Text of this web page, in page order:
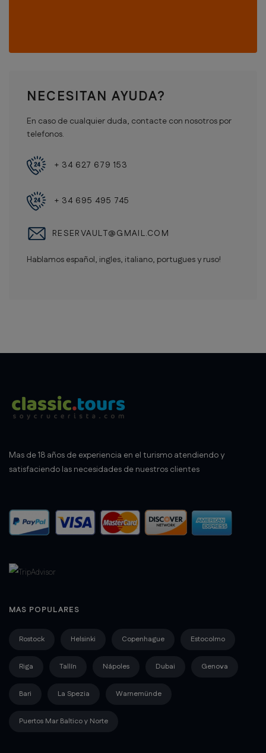
NECESITAN AYUDA?
En caso de cualquier duda, contacte con nosotros por
telefonos.
+ 34 627 679 153
+ 34 695 495 745
RESERVAULT@GMAIL.COM
Hablamos español, ingles, italiano, portugues y ruso!
Mas de 18 años de experiencia en el turismo atendiendo y
satisfaciendo las necesidades de nuestros clientes
MAS POPULARES
Rostock Helsinki Copenhague Estocolmo
Riga Tallín Nápoles Dubai Genova
Bari La Spezia Warnemünde
Puertos Mar Baltico y Norte